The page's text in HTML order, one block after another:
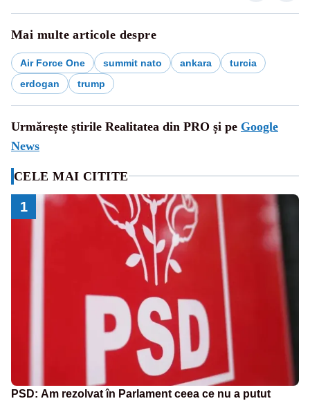
Mai multe articole despre
Air Force One summit nato ankara
turcia
erdogan
trump
Urmărește știrile Realitatea din PRO și pe Google
News
CELE MAI CITITE
1
PSD: Am rezolvat în Parlament ceea ce nu a putut